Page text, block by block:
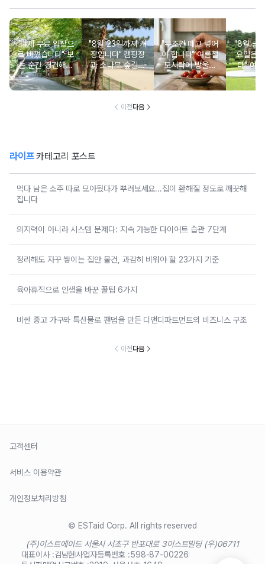
"이제 무료 입장으
로 바꼈습니다" 보
는 순간 경건해지
고 마음이 편안해
지는 사찰 여행지
"8월 23일까지 개
장입니다" 캠핑장
과 소나무 숲길이
붙어있는 조용한
남해 해수욕장
"무조건 떼고 넣어
야 합니다" 여름철
도시락에 방울토
마토 꼭지 그대로
넣으면 생기는 일
"8월 금
요일은
다" 이
무료로
한 의미
이전다음
라이프카테고리 포스트
먹다 남은 소주 따로 모아뒀다가 뿌려보세요...집이 환해질 정도로 깨끗해
집니다
의지력이 아니라 시스템 문제다: 지속 가능한 다이어트 습관 7단계
정리해도 자꾸 쌓이는 집안 물건, 과감히 비워야 할 23가지 기준
육아휴직으로 인생을 바꾼 꿀팁 6가지
비싼 중고 가구와 특산물로 팬덤을 만든 디앤디파트먼트의 비즈니스 구조
이전다음
고객센터
서비스 이용약관
개인정보처리방침
© ESTaid Corp. All rights reserved
(주)이스트에이드 서울시 서초구 반포대로 3이스트빌딩 (우)06711
대표이사 :김남현사업자등록번호 :598-87-00226